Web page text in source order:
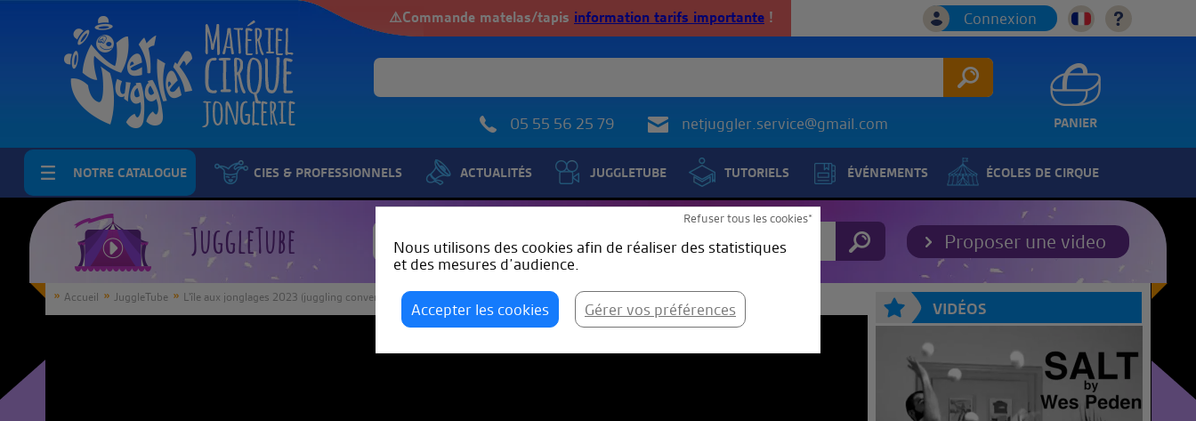
Refuser tous les cookies*
Nous utilisons des cookies afin de réaliser des statistiques
et des mesures d’audience.
Accepter les cookies Gérer vos préférences
⚠️Commande matelas/tapis information tarifs importante !
05 55 56 25 79 netjuggler.service@gmail.com PANIER
NOTRE CATALOGUE CIES & PROFESSIONNELS ACTUALITÉS JUGGLETUBE TUTORIELS ÉVÉNEMENTS ÉCOLES DE CIRQUE
JuggleTube Proposer une video
Accueil JuggleTube L'île aux jonglages 2023 (juggling convention, Paris)
VIDÉOS
Connexion